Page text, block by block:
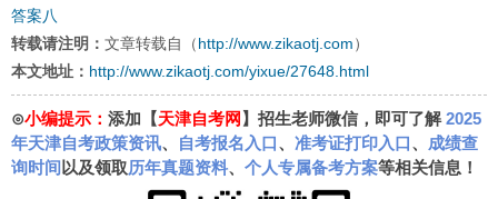
答案八
转载请注明： 文章转载自（ http://www.zikaotj.com ）
本文地址： http://www.zikaotj.com/yixue/27648.html
⊙小编提示： 添加【天津自考网 】招生老师微信，即可了解2025
年天津自考政策资讯、 自考报名入口、 准考证打印入口、 成绩查
询时间 以及领取历年真题资料、 个人专属备考方案等相关信息！